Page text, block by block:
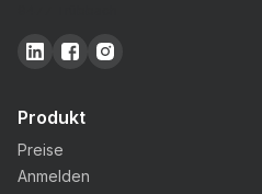
Produkt
Preise
Anmelden